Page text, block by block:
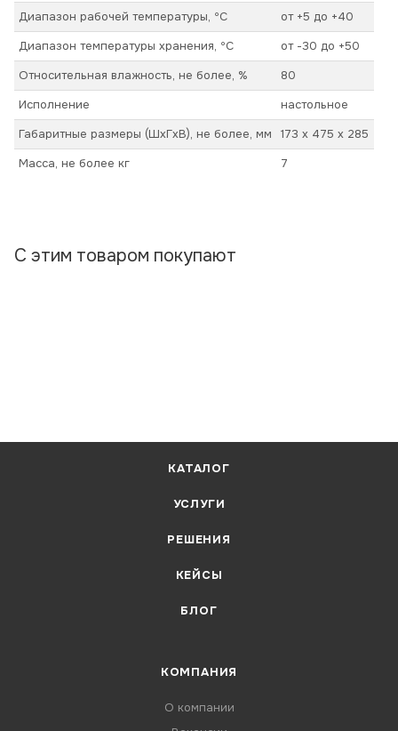
Диапазон рабочей температуры, ºС
от +5 до +40
Диапазон температуры хранения, ºС
от -30 до +50
Относительная влажность, не более, %
80
Исполнение
настольное
Габаритные размеры (ШхГхВ), не более, мм
173 x 475 x 285
Масса, не более кг
7
С этим товаром покупают
КАТАЛОГ
УСЛУГИ
РЕШЕНИЯ
КЕЙСЫ
БЛОГ
КОМПАНИЯ
О компании